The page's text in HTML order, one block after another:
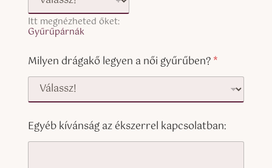
Itt megnézheted őket:
Gyűrűpárnák
Milyen drágakő legyen a női gyűrűben?*
Egyéb kívánság az ékszerrel kapcsolatban: